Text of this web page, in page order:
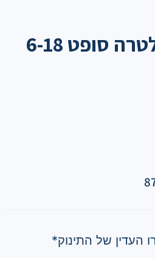
זוג מוצצים אולטרה סופט 6-18
העדין של התינוק*